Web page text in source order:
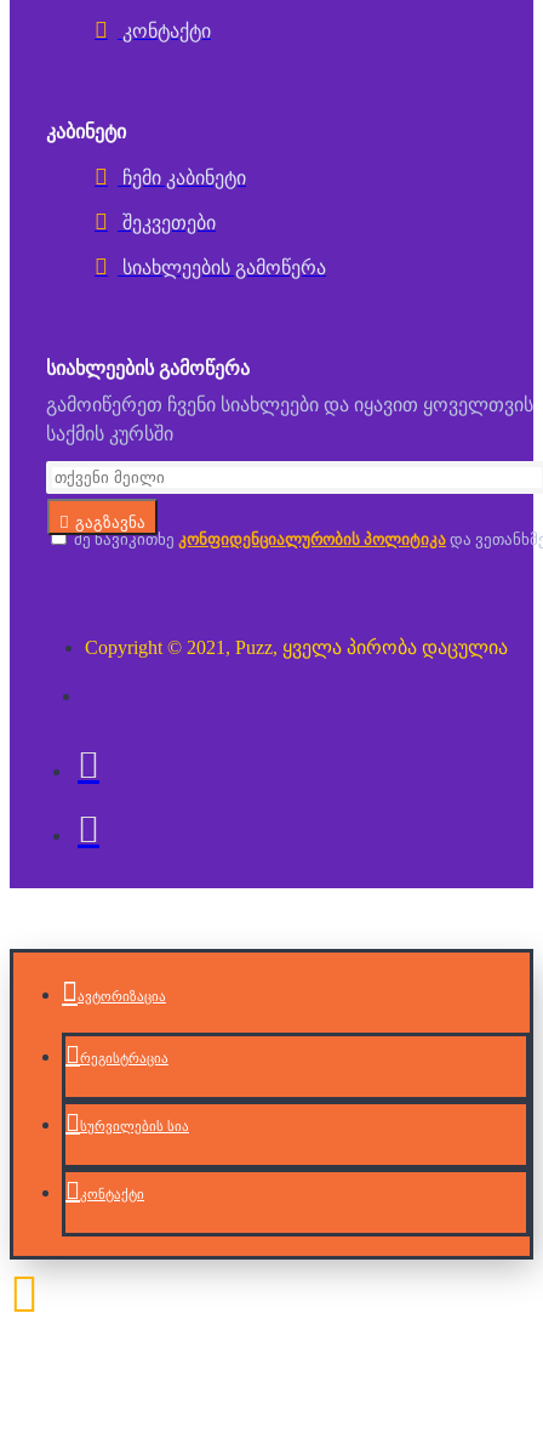
კონტაქტი
ᲙᲐᲑᲘᲜᲔᲢᲘ
ჩემი კაბინეტი
შეკვეთები
სიახლეების გამოწერა
ᲡᲘᲐᲮᲚᲔᲔᲑᲘᲡ ᲒᲐᲛᲝᲬᲔᲠᲐ
გამოიწერეთ ჩვენი სიახლეები და იყავით ყოველთვის
საქმის კურსში
გაგზავნა
მე წავიკითხე კონფიდენციალურობის პოლიტიკა და
Copyright © 2021, Puzz, ყველა პირობა დაცულია
ავტორიზაცია
რეგისტრაცია
სურვილების სია
კონტაქტი